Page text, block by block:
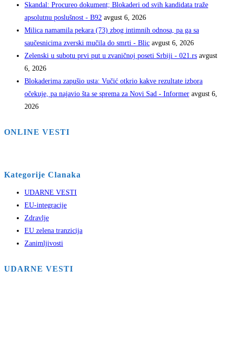
Skandal: Procureo dokument; Blokaderi od svih kandidata traže
apsolutnu poslušnost - B92 avgust 6, 2026
Milica namamila pekara (73) zbog intimnih odnosa, pa ga sa
saučesnicima zverski mučila do smrti - Blic avgust 6, 2026
Zelenski u subotu prvi put u zvaničnoj poseti Srbiji - 021.rs avgust
6, 2026
Blokaderima zapušio usta: Vučić otkrio kakve rezultate izbora
očekuje, pa najavio šta se sprema za Novi Sad - Informer avgust 6,
2026
ONLINE VESTI
Kategorije Clanaka
UDARNE VESTI
EU-integracije
Zdravlje
EU zelena tranzicija
Zanimljivosti
UDARNE VESTI